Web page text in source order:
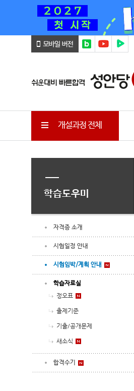
개설과정 전체
학습도우미
자격증 소개
시험일정 안내
시험임박/계획 안내
학습자료실
정오표
출제기준
기출/공개문제
새소식
합격수기